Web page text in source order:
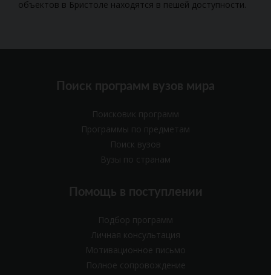
объектов в Бристоле находятся в пешей доступности.
Поиск программ вузов мира
Поисковик программ
Программы по предметам
Поиск вузов
Вузы по странам
Помощь в поступлении
Подбор программ
Личная консультация
Мотивационное письмо
Полное сопровождение